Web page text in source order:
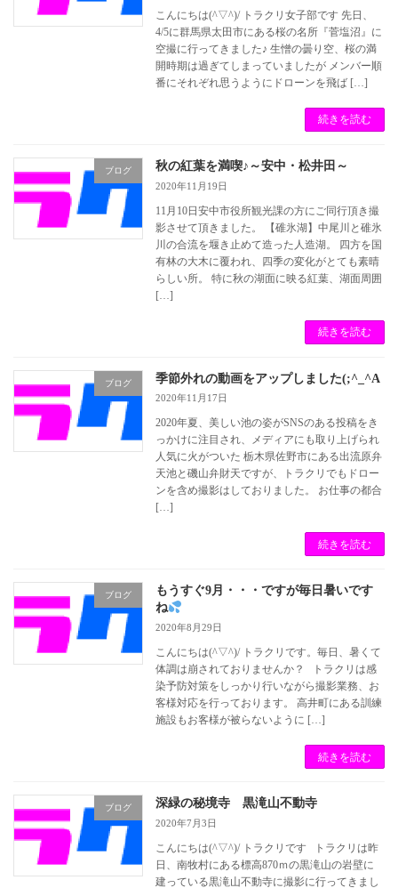
こんにちは(^▽^)/ トラクリ女子部です 先日、
4/5に群馬県太田市にある桜の名所『菅塩沼』に
空撮に行ってきました♪ 生憎の曇り空、桜の満
開時期は過ぎてしまっていましたが メンバー順
番にそれぞれ思うようにドローンを飛ば […]
続きを読む
ブログ 秋の紅葉を満喫♪～安中・松井田～
2020年11月19日
11月10日安中市役所観光課の方にご同行頂き撮
影させて頂きました。 【碓氷湖】中尾川と碓氷
川の合流を堰き止めて造った人造湖。 四方を国
有林の大木に覆われ、四季の変化がとても素晴
らしい所。 特に秋の湖面に映る紅葉、湖面周囲
[…]
続きを読む
ブログ 季節外れの動画をアップしました(;^_^A
2020年11月17日
2020年夏、美しい池の姿がSNSのある投稿をき
っかけに注目され、メディアにも取り上げられ
人気に火がついた 栃木県佐野市にある出流原弁
天池と磯山弁財天ですが、トラクリでもドロー
ンを含め撮影はしておりました。 お仕事の都合
[…]
続きを読む
ブログ
もうすぐ9月・・・ですが毎日暑いです
ね
2020年8月29日
こんにちは(^▽^)/ トラクリです。毎日、暑くて
体調は崩されておりませんか？ トラクリは感
染予防対策をしっかり行いながら撮影業務、お
客様対応を行っております。 高井町にある訓練
施設もお客様が被らないように […]
続きを読む
ブログ 深緑の秘境寺 黒滝山不動寺
2020年7月3日
こんにちは(^▽^)/ トラクリです トラクリは昨
日、南牧村にある標高870ｍの黒滝山の岩壁に
建っている黒滝山不動寺に撮影に行ってきまし